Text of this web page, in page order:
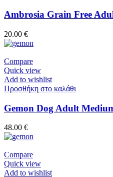
Ambrosia Grain Free
20.00 €
Compare
Quick view
Add to wishlist
Προσθήκη στο καλάθι
Gemon Dog Adult
48.00 €
Compare
Quick view
Add to wishlist